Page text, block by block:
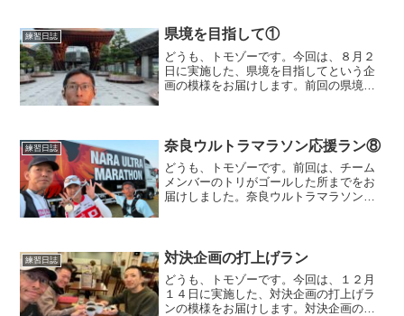
入り前回の応援ランでは、自宅から大会
会場まで走って向かいました...
練習日誌 県境を目指して①
どうも、トモゾーです。今回は、８月２
日に実施した、県境を目指してという企
画の模様をお届けします。前回の県境超
石川県と隣接している県と...
練習日誌 奈良ウルトラマラソン応援ラン⑧
どうも、トモゾーです。前回は、チーム
メンバーのトリがゴールした所までをお
届けしました。奈良ウルトラマラソン応
した。もしかすると、ウル...
練習日誌 対決企画の打上げラン
どうも、トモゾーです。今回は、１２月
１４日に実施した、対決企画の打上げラ
ンの模様をお届けします。対決企画の決